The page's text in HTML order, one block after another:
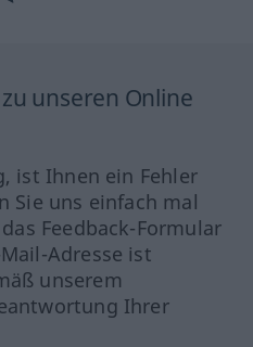
unseren Online
ist Ihnen ein Fehler
Sie uns einfach mal
Feedback-Formular
Adresse ist
unserem
Ihrer